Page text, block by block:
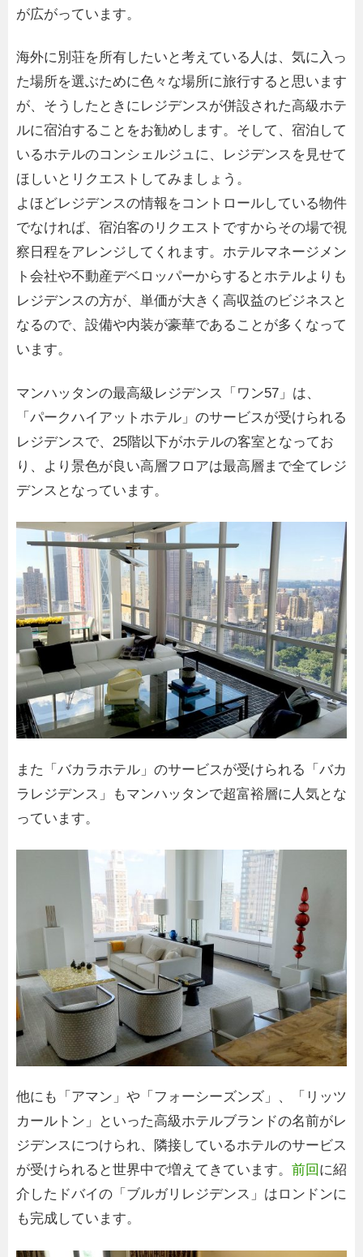
が広がっています。
海外に別荘を所有したいと考えている人は、気に入っ
た場所を選ぶために色々な場所に旅行すると思います
が、そうしたときにレジデンスが併設された高級ホテ
ルに宿泊することをお勧めします。そして、宿泊して
いるホテルのコンシェルジュに、レジデンスを見せて
ほしいとリクエストしてみましょう。
よほどレジデンスの情報をコントロールしている物件
でなければ、宿泊客のリクエストですからその場で視
察日程をアレンジしてくれます。ホテルマネージメン
ト会社や不動産デベロッパーからするとホテルよりも
レジデンスの方が、単価が大きく高収益のビジネスと
なるので、設備や内装が豪華であることが多くなって
います。
マンハッタンの最高級レジデンス「ワン57」は、
「パークハイアットホテル」のサービスが受けられる
レジデンスで、25階以下がホテルの客室となってお
り、より景色が良い高層フロアは最高層まで全てレジ
デンスとなっています。
また「バカラホテル」のサービスが受けられる「バカ
ラレジデンス」もマンハッタンで超富裕層に人気とな
っています。
他にも「アマン」や「フォーシーズンズ」、「リッツ
カールトン」といった高級ホテルブランドの名前がレ
ジデンスにつけられ、隣接しているホテルのサービス
が受けられると世界中で増えてきています。 前回 に紹
介したドバイの「ブルガリレジデンス」はロンドンに
も完成しています。